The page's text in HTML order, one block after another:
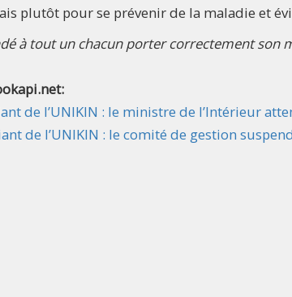
plutôt pour se prévenir de la maladie et
à tout un chacun porter correctement son
de l’UNIKIN : le ministre de l’Intérieur
de l’UNIKIN : le comité de gestion